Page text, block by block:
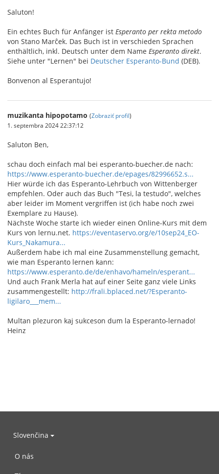
Saluton!
Ein echtes Buch für Anfänger ist Esperanto per rekta metodo
von Stano Marĉek. Das Buch ist in verschieden Sprachen
enthältlich, inkl. Deutsch unter dem Name Esperanto direkt.
Siehe unter "Lernen" bei Deutscher Esperanto-Bund (DEB).
Bonvenon al Esperantujo!
muzikanta hipopotamo (Zobraziť profil)
1. septembra 2024 22:37:12
Saluton Ben,
schau doch einfach mal bei esperanto-buecher.de nach:
https://www.esperanto-buecher.de/epages/82996652.s...
Hier würde ich das Esperanto-Lehrbuch von Wittenberger
empfehlen. Oder auch das Buch "Tesi, la testudo", welches
aber leider im Moment vergriffen ist (ich habe noch zwei
Exemplare zu Hause).
Nächste Woche starte ich wieder einen Online-Kurs mit dem
Kurs von lernu.net. https://eventaservo.org/e/10sep24_EO-
Kurs_Nakamura...
Außerdem habe ich mal eine Zusammenstellung gemacht,
wie man Esperanto lernen kann:
https://www.esperanto.de/de/enhavo/hameln/esperant...
Und auch Frank Merla hat auf einer Seite ganz viele Links
zusammengestellt: http://frali.bplaced.net/?Esperanto-
ligilaro___mem...
Multan plezuron kaj sukceson dum la Esperanto-lernado!
Heinz
Slovenčina
O nás